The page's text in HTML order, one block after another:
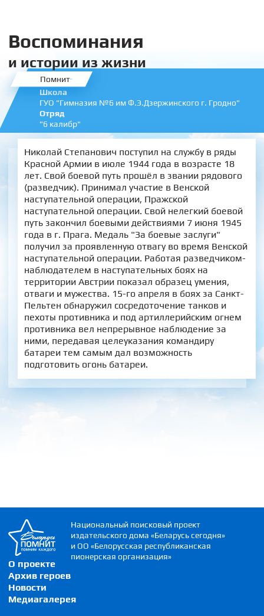
Воспоминания
и истории из жизни
Помнит
Школа
ГУО "Гимназия №6 им Ф.Э.Дзержинского г. Гродно"
Отряд
"6 калибр"
Николай Степанович поступил на службу в ряды
Красной Армии в июле 1944 года в возрасте 18
лет. Свой боевой путь прошёл в звании рядового
(разведчик). Принимал участие в Венской
наступательной операции, Пражской
наступательной операции. Свой нелегкий боевой
путь закончил боевыми действиями 7 июня 1945
года в г. Прага. Медаль "За боевые заслуги"
получил за проявленную отвагу во время Венской
наступательной операции. Работая разведчиком-
наблюдателем в наступательных боях на
территории Австрии показал образец умения,
отваги и мужества. 15-го апреля в боях за Санкт-
Пельтен обнаружил сосредоточение танков и
пехоты противника и под артиллерийским огнем
противника вел непрерывное наблюдение за
ними, передавая целеуказания командиру
батареи тем самым дал возможность
подготовить огонь батареи.
О проекте
Архив героев
Новости
Медиагалерея
Национальный поисковый проект
издательского дома «Беларусь сегодня»
и ОО «Белорусская республиканская
пионерская организация»